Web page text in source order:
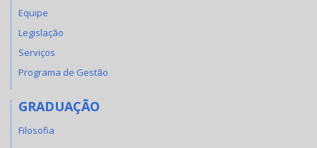
Equipe
Legislação
Serviços
Programa de Gestão
GRADUAÇÃO
Filosofia